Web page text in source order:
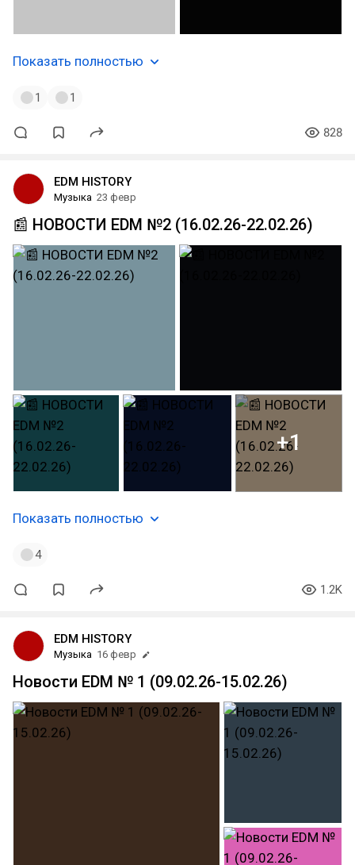
Показать полностью
1 1
828
EDM HISTORY
Музыка 23 февр
📰 НОВОСТИ EDM №2 (16.02.26-22.02.26)
+1
Показать полностью
4
1.2K
EDM HISTORY
Музыка 16 февр
Новости EDM № 1 (09.02.26-15.02.26)